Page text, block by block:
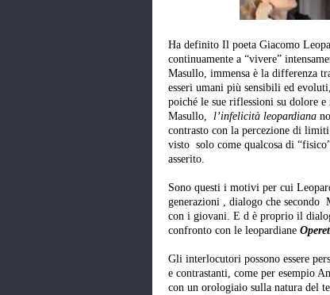
Ha definito Il poeta Giacomo
continuamente a “vivere”
Masullo, immensa è la differenza
esseri umani più sensibili ed
poiché le sue riflessioni su dolore
Masullo, l’infelicità leopardiana
contrasto con la percezione di
visto solo come qualcosa di
asserito.
Sono questi i motivi per cui
generazioni , dialogo che secondo
con i giovani. E d è proprio il
confronto con le leopardiane
Gli interlocutori possono essere
e contrastanti, come per esempio
con un orologiaio sulla natura del